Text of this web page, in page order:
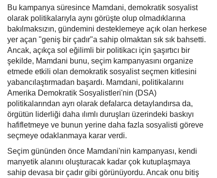
Bu kampanya süresince Mamdani, demokratik sosyalist
olarak politikalarıyla aynı görüşte olup olmadıklarına
bakılmaksızın, gündemini desteklemeye açık olan herkese
yer açan "geniş bir çadır"a sahip olmaktan sık sık bahsetti.
Ancak, açıkça sol eğilimli bir politikacı için şaşırtıcı bir
şekilde, Mamdani bunu, seçim kampanyasını organize
etmede etkili olan demokratik sosyalist seçmen kitlesini
yabancılaştırmadan başardı. Mamdani, politikalarını
Amerika Demokratik Sosyalistleri'nin (DSA)
politikalarından ayrı olarak defalarca detaylandırsa da,
örgütün liderliği daha ılımlı duruşları üzerindeki baskıyı
hafifletmeye ve bunun yerine daha fazla sosyalisti göreve
seçmeye odaklanmaya karar verdi.
Seçim gününden önce Mamdani'nin kampanyası, kendi
manyetik alanını oluşturacak kadar çok kutuplaşmaya
sahip devasa bir çadır gibi görünüyordu. Ancak onu bitiş